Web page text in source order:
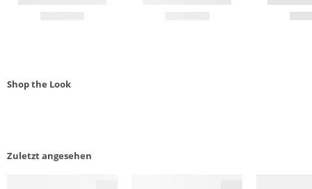
Shop the Look
Zuletzt angesehen